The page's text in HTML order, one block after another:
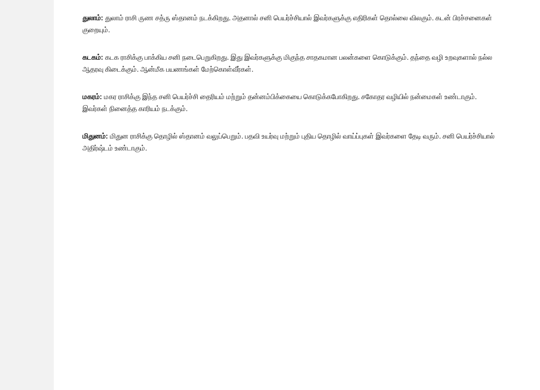
துலாம்: துலாம் ராசி ருண சத்ரு ஸ்தானம் நடக்கிறது. அதனால் சனி பெயர்ச்சியால் இவர்களுக்கு எதிரிகள் தொல்லை விலகும். கடன் பிரச்சனைகள்
குறையும்.
கடகம்: கடக ராசிக்கு பாக்கிய சனி நடைபெறுகிறது. இது இவர்களுக்கு மிகுந்த சாதகமான பலன்களை கொடுக்கும். தந்தை வழி உறவுகளால் நல்ல
ஆதரவு கிடைக்கும். ஆன்மீக பயணங்கள் மேற்கொள்வீர்கள்.
மகரம்: மகர ராசிக்கு இந்த சனி பெயர்ச்சி தைரியம் மற்றும் தன்னம்பிக்கையை கொடுக்கபோகிறது. சகோதர வழியில் நன்மைகள் உண்டாகும்.
இவர்கள் நினைத்த காரியம் நடக்கும்.
மிதுனம்: மிதுன ராசிக்கு தொழில் ஸ்தானம் வலுப்பெறும். பதவி உயர்வு மற்றும் புதிய தொழில் வாய்ப்புகள் இவர்களை தேடி வரும். சனி பெயர்ச்சியால்
அதிர்ஷ்டம் உண்டாகும்.